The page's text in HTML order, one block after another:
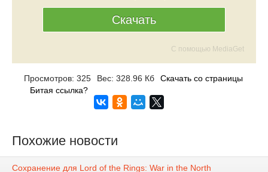
Скачать
С помощью MediaGet
Просмотров: 325 Вес: 328.96 Кб
Скачать со страницы
Битая ссылка?
Похожие новости
Сохранение для Lord of the Rings: War in the North